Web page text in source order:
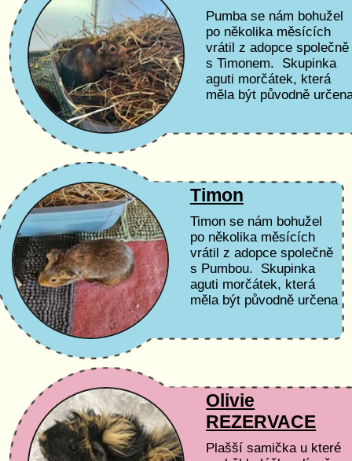
Pumba se nám bohužel
po několika měsících
vrátil z adopce společně
s Timonem. Skupinka
aguti morčátek, která
měla být původně
Timon
Timon se nám bohužel
po několika měsících
vrátil z adopce společně
s Pumbou. Skupinka
aguti morčátek, která
měla být původně určena
Olivie
REZERVACE
Plašší samička u které